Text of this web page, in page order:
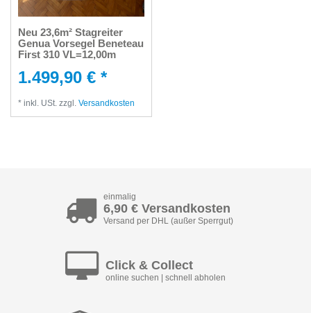
Neu 23,6m² Stagreiter
Genua Vorsegel Beneteau
First 310 VL=12,00m
1.499,90 € *
* inkl. USt. zzgl. Versandkosten
einmalig
6,90 € Versandkosten
Versand per DHL (außer Sperrgut)
Click & Collect
online suchen | schnell abholen